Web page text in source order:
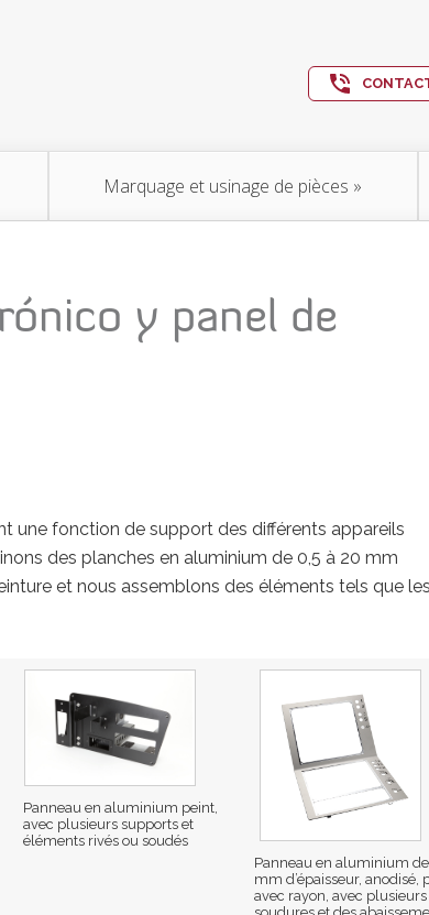
Marquage et usinage de pièces »
y panel de
une fonction de support des différents appareils
des planches en aluminium de 0,5 à 20 mm
et nous assemblons des éléments tels que les
Panneau en aluminium peint,
avec plusieurs supports et
éléments rivés ou soudés
Panneau en aluminium
mm d’épaisseur, anodisé,
avec rayon, avec plusieurs